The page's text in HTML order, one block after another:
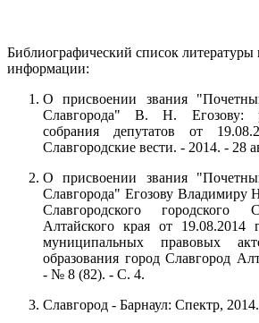
Библиографический список литературы
информации:
О присвоении звания
Славгорода" В. Н. Егозову:
собрания депутатов от
Славгородские вести. - 2014. - 28
О присвоении звания
Славгорода" Егозову Владимиру
Славгородского городского
Алтайского края от
муниципальных правовых
образования город Славгород
- № 8 (82). - С. 4.
Славгород - Барнаул: Спектр,